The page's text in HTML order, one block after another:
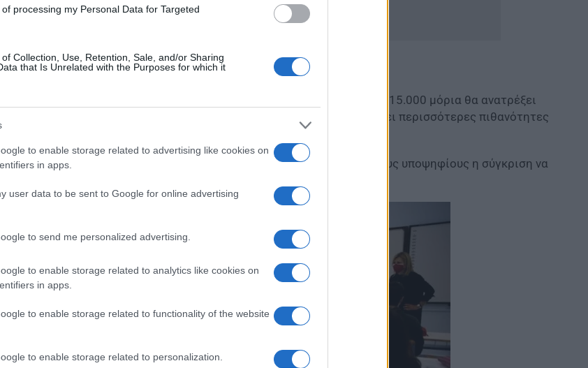
processing my Personal Data for Targeted
Collection, Use, Retention, Sale, and/or Sharing
that Is Unrelated with the Purposes for which it
to enable storage related to advertising like cookies on
in apps.
user data to be sent to Google for online advertising
to send me personalized advertising.
to enable storage related to analytics like cookies on
in apps.
to enable storage related to functionality of the website
to enable storage related to personalization.
επιστημονικού πεδίου που έχει πετύχει 15.000 μόρια θα ανατρέξει
των προηγούμενων ετών ώστε να δει αναλογικά σε ποιες σχολές έχει περισσότερες πιθανότητες
λόγω της επαναφοράς των συντελεστών βαρύτητας, προτείνεται στους υποψηφίους η σύγκριση να